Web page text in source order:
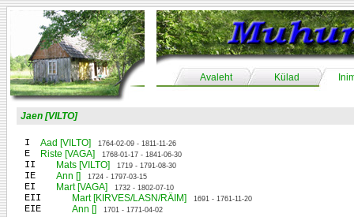
Avaleht Külad
Jaen [VILTO]
I Aad [VILTO] 1764-02-09 - 1811-11-26
E Riste [VAGA] 1768-01-17 - 1841-06-30
II Mats [VILTO] 1719 - 1791-08-30
IE Ann [] 1724 - 1797-03-15
EI Mart [VAGA] 1732 - 1802-07-10
EII Mart [KIRVES/LASN/RÄIM] 1691 - 1761-11-20
EIE Ann [] 1701 - 1771-04-02